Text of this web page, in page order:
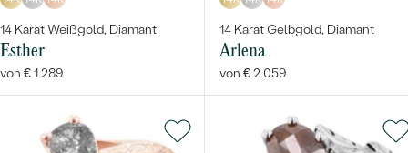
14 Karat Weißgold, Diamant
Esther
von € 1 289
14 Karat Gelbgold, Diamant
Arlena
von € 2 059